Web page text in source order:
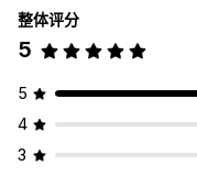
整体评分
5
5
4
3